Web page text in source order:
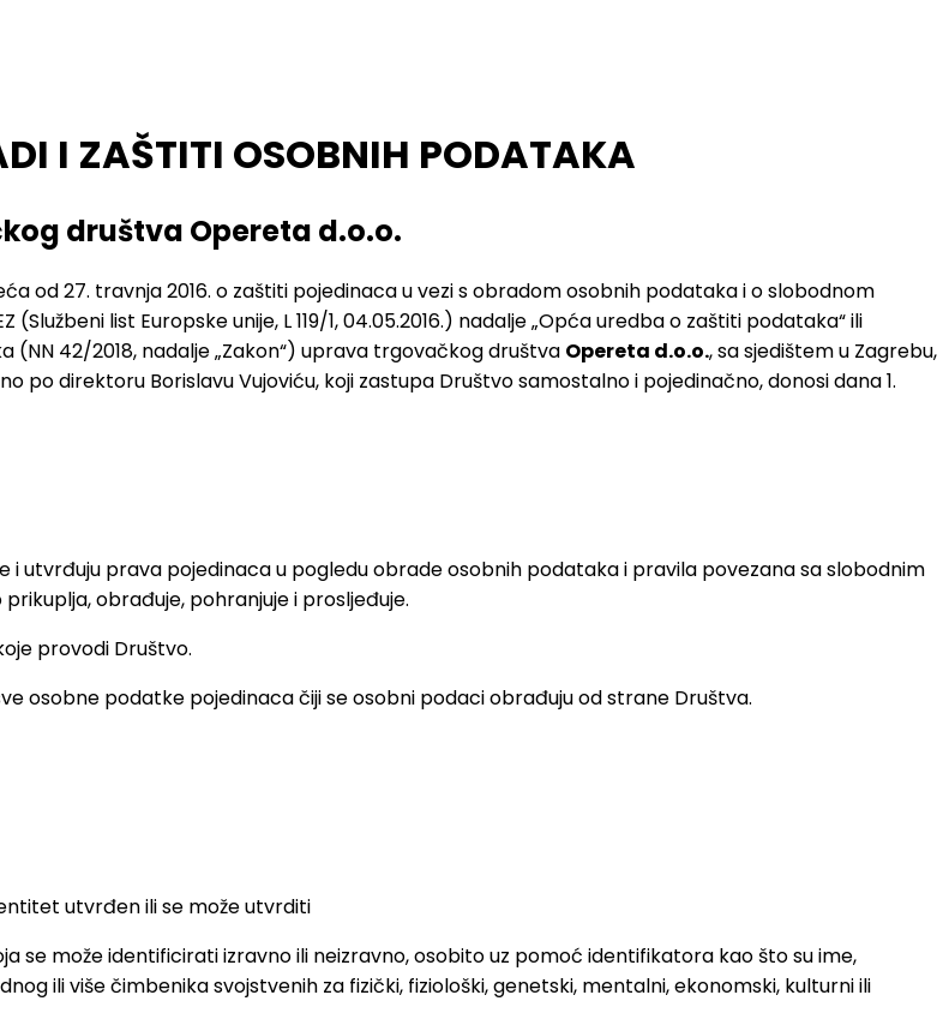
I ZAŠTITI OSOBNIH PODATAKA
društva Opereta d.o.o.
od 27. travnja 2016. o zaštiti pojedinaca u vezi s obradom osobnih podataka i o slobodnom
list Europske unije, L 119/1, 04.05.2016.) nadalje „Opća uredba o zaštiti podataka“ ili
42/2018, nadalje „Zakon“) uprava trgovačkog društva Opereta d.o.o., sa sjedištem u Zagrebu,
po direktoru Borislavu Vujoviću, koji zastupa Društvo samostalno i pojedinačno, donosi dana 1.
i utvrđuju prava pojedinaca u pogledu obrade osobnih podataka i pravila povezana sa slobodnim
obrađuje, pohranjuje i prosljeđuje.
provodi Društvo.
osobne podatke pojedinaca čiji se osobni podaci obrađuju od strane Društva.
utvrđen ili se može utvrditi
se može identificirati izravno ili neizravno, osobito uz pomoć identifikatora kao što su ime,
ili više čimbenika svojstvenih za fizički, fiziološki, genetski, mentalni, ekonomski, kulturni ili